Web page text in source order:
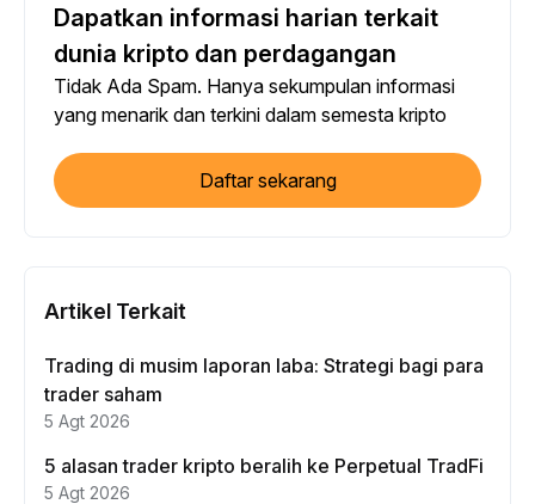
Dapatkan informasi harian terkait
dunia kripto dan perdagangan
Tidak Ada Spam. Hanya sekumpulan informasi
yang menarik dan terkini dalam semesta kripto
Daftar sekarang
Artikel Terkait
Trading di musim laporan laba: Strategi bagi para
trader saham
5 Agt 2026
5 alasan trader kripto beralih ke Perpetual TradFi
5 Agt 2026